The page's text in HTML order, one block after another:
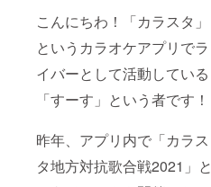
こんにちわ！「カラスタ」
というカラオケアプリでラ
イバーとして活動している
「すーす」という者です！
昨年、アプリ内で「カラス
タ地方対抗歌合戦2021」と